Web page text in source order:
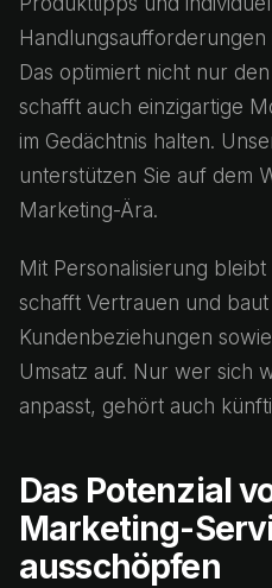
Handlungsaufforderungen
Das optimiert nicht nur
schafft auch einzigartige
im Gedächtnis halten.
unterstützen Sie auf dem
Marketing-Ära.
Mit Personalisierung
schafft Vertrauen und
Kundenbeziehungen
Umsatz auf. Nur wer sich
anpasst, gehört auch
Das Potenzial
Marketing-
ausschöpfen